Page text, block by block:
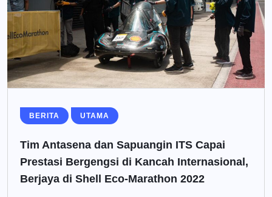
BERITA UTAMA
Tim Antasena dan Sapuangin ITS Capai
Prestasi Bergengsi di Kancah Internasional,
Berjaya di Shell Eco-Marathon 2022